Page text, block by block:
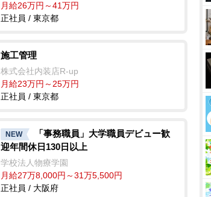
月給26万円～41万円
正社員 / 東京都
施工管理
株式会社内装店R-up
月給23万円～25万円
正社員 / 東京都
NEW
「事務職員」大学職員デビュー歓
迎年間休日130日以上
学校法人物療学園
月給27万8,000円～31万5,500円
正社員 / 大阪府